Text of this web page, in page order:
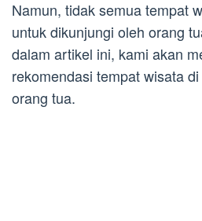
Namun, tidak semua tempat
untuk dikunjungi oleh orang
dalam artikel ini, kami akan
rekomendasi tempat wisata
orang tua.